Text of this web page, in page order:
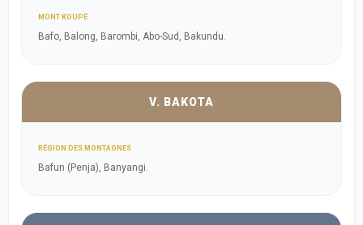
MONT KOUPÉ
Bafo, Balong, Barombi, Abo-Sud, Bakundu.
V. BAKOTA
RÉGION DES MONTAGNES
Bafun (Penja), Banyangi.